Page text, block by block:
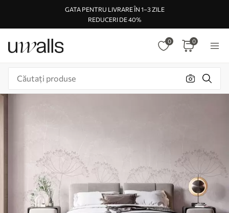
GATA PENTRU LIVRARE ÎN 1–3 ZILE
REDUCERI DE 40%
0 0